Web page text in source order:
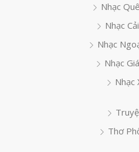
Nhạc
Nhạc
Nhạc
Nhạc
Nhạc
Thơ